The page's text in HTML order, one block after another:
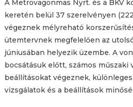
A Меtrovagonmas Nyrt. és a BKV
keretén belül 37 szerelvényen
végeznek mélyreható
ütemtervnek megfelelően az
júniusában helyezik üzembe. A
bocsátásuk előtt, számos műszaki
beállításokat végeznek,
vizsgálatok és a beállítások